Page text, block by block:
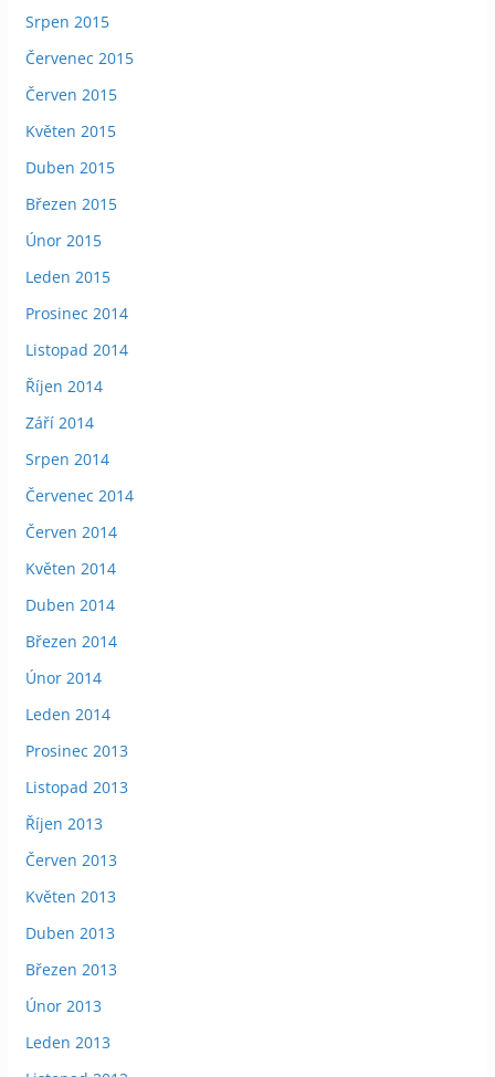
Srpen 2015
Červenec 2015
Červen 2015
Květen 2015
Duben 2015
Březen 2015
Únor 2015
Leden 2015
Prosinec 2014
Listopad 2014
Říjen 2014
Září 2014
Srpen 2014
Červenec 2014
Červen 2014
Květen 2014
Duben 2014
Březen 2014
Únor 2014
Leden 2014
Prosinec 2013
Listopad 2013
Říjen 2013
Červen 2013
Květen 2013
Duben 2013
Březen 2013
Únor 2013
Leden 2013